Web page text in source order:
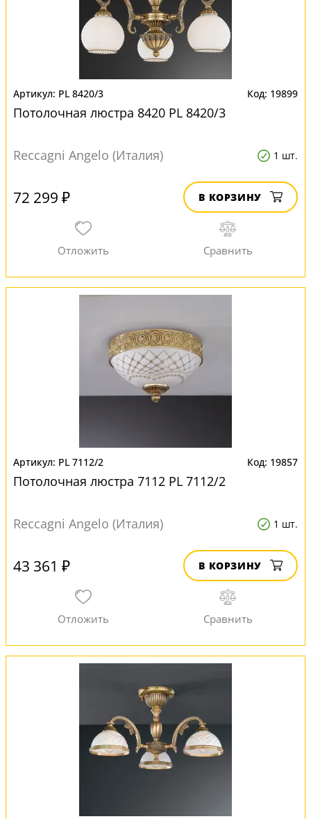
PL 8420/3 19899
Потолочная люстра 8420 PL 8420/3
Reccagni Angelo (Италия) 1 шт.
72 299 ₽ В КОРЗИНУ
PL 7112/2 19857
Потолочная люстра 7112 PL 7112/2
Reccagni Angelo (Италия) 1 шт.
43 361 ₽ В КОРЗИНУ